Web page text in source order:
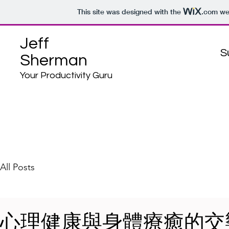
This site was designed with the .com
Jeff
Sherman
Your Productivity Guru
All Posts
心理健康與身體療癒的